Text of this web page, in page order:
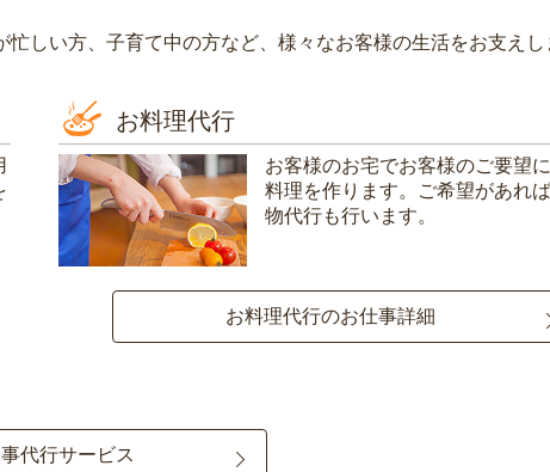
忙しい方、子育て中の方など、様々なお客様の生活をお支えし
お料理代行
お客様のお宅でお客様のご要望
料理を作ります。ご希望があれ
物代行も行います。
お料理代行のお仕事詳細
代行サービス